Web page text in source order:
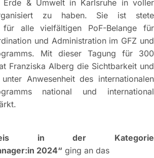
Erde & Umwelt in Karlsruhe in voller
zu haben. Sie ist stete
für alle vielfältigen PoF-Belange für
und Administration im GFZ und
Mit dieser Tagung für 300
Franziska Alberg die Sichtbarkeit und
Anwesenheit des internationalen
national und international
Preis in der Kategorie
2024“ ging an das